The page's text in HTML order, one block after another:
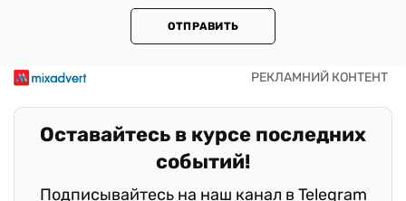
ОТПРАВИТЬ
Оставайтесь в курсе последних
событий!
Подписывайтесь на наш канал в Telegram